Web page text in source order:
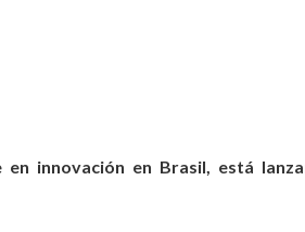
innovación en Brasil, está